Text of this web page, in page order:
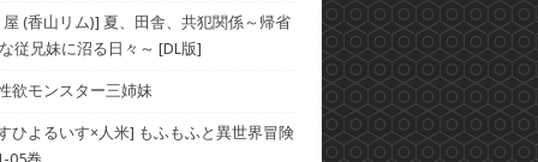
(香山リム)] 夏、田舎、共犯関係～帰省
従兄妹に沼る日々～ [DL版]
欲モンスター三姉妹
ひよるいす×人米] もふもふと異世界冒険